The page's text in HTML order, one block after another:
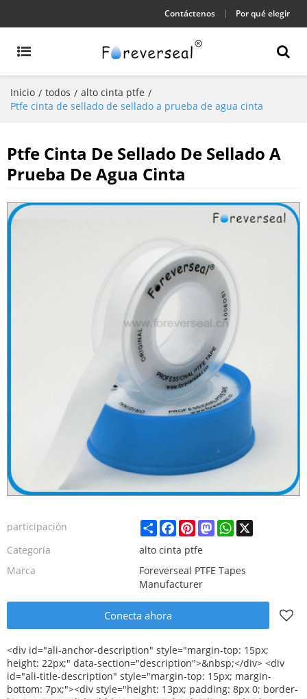
Contáctenos Por qué elegir
Inicio / todos / alto cinta ptfe /
Ptfe cinta de sellado de sellado a prueba de agua cinta
Ptfe Cinta De Sellado De Sellado A
Prueba De Agua Cinta
participación ShareFacebook
PinterestMastodonWhatsApp
X
Categoría
alto cinta ptfe
Marca
Foreverseal PTFE Tapes
Manufacturer
Conecta ahora
<div id="ali-anchor-description" style="margin-top: 15px; height: 22px;" data-section="description">&nbsp;</div> <div id="ali-title-description" style="margin-top: 15px; margin-bottom: 7px;"><div style="height: 13px; padding: 8px 0; border-bottom: 1px solid #ddd;"> <span style="background-color: #ddd; color: #333; font-weight: bold; padding: 8px 15px; line-height: 13px;"> Descripción del producto </span> </div></div> <p> <strong> <span style="font-size: large;"> Impermeable cinta de sellado </span> </strong> </p> <p> <span style="font-family: Verdana, Arial, Helvetica, sans-serif; font-size: 14px;"> Alta cinta de PTFE </span> </p> <p> <span style="font-size: 14px;"> <a> <span style="font-family: Arial;"> Alta densidad de hilos de PTFE cinta de sellado </span> </a> <span style="font-family: Arial;"> Para su uso en sistemas de alta presión </span> <span> , Para fines especiales. </span> </span> </p> <p>&nbsp;</p> <table class="aliDataTable" style="width: 426.1pt; font-family: Verdana, Arial, Helvetica, sans-serif;"><tbody> <tr align="left"> <td style="width: 167.7pt;" rowspan="5" valign="center"><p> <strong> <span style="font-family: Arial; font-size: 12pt;"> Pliego de condiciones: </span> </strong> </p></td> <td style="width: 258.4pt;" valign="top"><p> <span style="font-family: Arial; font-size: 12pt;"> Ancho: </span> <span style="font-family: Arial; font-size: 12pt;"> 12mm 19mm 25mm </span> </p></td> </tr> <tr align="left"><td style="width: 258.4pt;" valign="top"><p> <span style="font-family: Arial; font-size: 12pt;"> Espesor: </span> <span style="font-family: Arial; font-size: 12pt;"> 0.075mm 0.1mm 0.2mm </span> </p></td></tr> <tr align="left"><td style="width: 258.4pt;" valign="top"><p> <span style="font-family: Arial; font-size: 12pt;"> Longitud: </span> <span style="font-family: Arial; font-size: 12pt;"> 8 M-50 m </span> </p></td></tr> <tr align="left"><td style="width: 258.4pt;" valign="top"><p> <span style="font-family: Arial; font-size: 12pt;"> Densidad: </span> <span style="font-family: Arial; font-size: 12pt;"> 0.6g/cm3 -- 1.8g/cm3 </span> </p></td></tr> <tr align="left"><td style="width: 258.4pt;" valign="top"><p> <span style="font-family: Arial; font-size: 12pt;"> De acuerdo a las peticiones del cliente </span> </p></td></tr> <tr align="left"> <td style="width: 167.7pt;" valign="top"><p> <strong> <span style="font-family: Arial; font-size: 12pt;"> Color: </span> </strong> </p></td> <td style="width: 258.4pt;" valign="top"><p> <span style="font-size: 12pt;"> Blanco </span> </p></td> </tr> <tr align="left"> <td style="width: 167.7pt;" valign="top"><p> <strong> <span style="font-family: Arial; font-size: 12pt;"> Entrega: </span> </strong> </p></td> <td style="width: 258.4pt;" valign="top"><p> <span style="font-family: Arial; font-size: 12pt;"> 30 días después de recibir pago por adelantado del 30% </span> </p></td> </tr> <tr align="left"> <td style="width: 167.7pt;" rowspan="4" valign="center"><p> <strong> <span style="font-family: Arial; font-size: 12pt;"> Detalles del embalaje: </span> </strong> </p></td> <td style="width: 258.4pt;" valign="top"><p> <span style="font-family: Arial; font-size: 12pt;"> 1.10 unids/contracción o 10 unids/caja </span> </p></td> </tr> <tr align="left"><td style="width: 258.4pt;" valign="top"><p> <span style="font-family: Arial; font-size: 12pt;"> 2. innerbox: 48 unids/caja o 100 unids/caja o 250 unids/caja </span> </p></td></tr> <tr align="left"><td style="width: 258.4pt;" valign="top"><p> <span style="font-family: Arial; font-size: 12pt;"> 3. Outer cartón: 500 unids/ctn o 1000 unids/ctn </span> </p></td></tr> <tr align="left"><td style="width: 258.4pt;" valign="top"><p> <span style="font-family: Arial; font-size: 12pt;"> De acuerdo a las peticiones del cliente </span> </p></td></tr> <tr align="left"> <td style="width: 167.7pt;" valign="top"><p> <strong> <span style="font-family: Arial; font-size: 12pt;"> Puerto:: </span> </strong> </p></td> <td style="width: 258.4pt;" valign="top"><p> <span style="font-size: 12pt;"> Shanghai/ningbo </span> </p></td> </tr> </tbody></table> <p>&nbsp;</p> <p><img src="http://i03.i.aliimg.com/simg/single/icon/placeholder_100x100.png" data-src="http://g04.s.alicdn.com/kf/HT18RIDFJBdXXagOFbXe/200307087/HT18RIDFJBdXXagOFbXe.jpg" data-alt="Ptfe cinta de sellado de sellado a prueba de agua cinta" ori-width="600" ori-height="600" /> <noscript><img src="http://g04.s.alicdn.com/kf/HT18RIDFJBdXXagOFbXe/200307087/HT18RIDFJBdXXagOFbXe.jpg" alt="Ptfe cinta de sellado de sellado a prueba de agua cinta" ori-width="600" ori-height="600"></noscript> <img src="http://i03.i.aliimg.com/simg/single/icon/placeholder_100x100.png" data-src="http://g02.s.alicdn.com/kf/HT19R40FQFdXXagOFbXC/200307087/HT19R40FQFdXXagOFbXC.jpg" data-alt="Ptfe cinta de sellado de sellado a prueba de agua cinta" ori-width="600" ori-height="600" /> <noscript><img src="http://g02.s.alicdn.com/kf/HT19R40FQFdXXagOFbXC/200307087/HT19R40FQFdXXagOFbXC.jpg" alt="Ptfe cinta de sellado de sellado a prueba de agua cinta" ori-width="600" ori-height="600"></noscript> </p> <p>&nbsp;</p> <p><img src="http://i03.i.aliimg.com/simg/single/icon/placeholder_100x100.png" data-src="http://g04.s.alicdn.com/kf/HT1h8hzFFXgXXagOFbXi/200307087/HT1h8hzFFXgXXagOFbXi.jpg" data-alt="Ptfe cinta de sellado de sellado a prueba de agua cinta" ori-width="600" ori-height="600" /> <noscript><img src="http://g04.s.alicdn.com/kf/HT1h8hzFFXgXXagOFbXi/200307087/HT1h8hzFFXgXXagOFbXi.jpg" alt="Ptfe cinta de sellado de sellado a prueba de agua cinta" ori-width="600" ori-height="600"></noscript> </p> <div id="ali-anchor-packaging" style="margin-top: 15px; height: 22px;" data-section="packaging">&nbsp;</div> <div id="ali-title-packaging" style="margin-top: 15px; margin-bottom: 7px;"><div style="height: 13px; padding: 8px 0; border-bottom: 1px solid #ddd;"> <span style="background-color: #ddd; color: #333; font-weight: bold; padding: 8px 15px; line-height: 13px;"> Embalaje y envío </span> </div></div> <p><img src="http://i03.i.aliimg.com/simg/single/icon/placeholder_100x100.png" data-src="http://i01.i.aliimg.com/img/pb/194/273/806/806273194_555.jpg" data-alt="Ptfe cinta de sellado de sellado a prueba de agua cinta" width="600" height="600" ori-width="600" ori-height="600" /> <noscript><img src="http://i01.i.aliimg.com/img/pb/194/273/806/806273194_555.jpg" alt="Ptfe cinta de sellado de sellado a prueba de agua cinta" width="600" height="600" ori-width="600" ori-height="600"></noscript> &nbsp;&nbsp;</p> <div id="ali-anchor-companyInfo" style="margin-top: 15px; height: 22px;" data-section="companyInfo">&nbsp;</div> <div id="ali-title-companyInfo" style="margin-top: 15px; margin-bottom: 7px;"><div style="height: 13px; padding: 8px 0; border-bottom: 1px solid #ddd;"> <span style="background-color: #ddd; color: #333; font-weight: bold; padding: 8px 15px; line-height: 13px;"> Información de la empresa </span> </div></div> <p><img src="http://i03.i.aliimg.com/simg/single/icon/placeholder_100x100.png" data-src="http://i01.i.aliimg.com/img/pb/888/412/068/1068412888_245.jpg" data-alt="Ptfe cinta de sellado de sellado a prueba de agua cinta" ori-width="600" ori-height="600" /> <noscript><img src="http://i01.i.aliimg.com/img/pb/888/412/068/1068412888_245.jpg" alt="Ptfe cinta de sellado de sellado a prueba de agua cinta" ori-width="600" ori-height="600"></noscript> </p> <p>&nbsp;</p> <p><img src="http://i03.i.aliimg.com/simg/single/icon/placeholder_100x100.png" data-src="http://i01.i.aliimg.com/img/pb/603/797/066/1066797603_518.jpg" data-alt="Ptfe cinta de sellado de sellado a prueba de agua cinta" style="font-family: Verdana, Arial, Helvetica, sans-serif; font-size: 12px;" ori-width="600" ori-height="600" /> <noscript><img src="http://i01.i.aliimg.com/img/pb/603/797/066/1066797603_518.jpg" alt="Ptfe cinta de sellado de sellado a prueba de agua cinta" style="font-family: Verdana, Arial, Helvetica, sans-serif; font-size: 12px;" ori-width="600" ori-height="600"></noscript> </p> <p> <span> <strong> <span style="font-size: 16px;"> <span style="background-color: #b8b8b8;"> <span style="background-color: #ffffff;"> <span style="text-decoration: underline;"> Certificación </span> </span> </span> </span> </strong> </span> </p> <p><img src="http://i03.i.aliimg.com/simg/single/icon/placeholder_100x100.png" data-src="http://i00.i.aliimg.com/img/pb/567/436/972/972436567_933.jpg" width="600" height="200" ori-width="600" ori-height="200" /> <noscript><img src="http://i00.i.aliimg.com/img/pb/567/436/972/972436567_933.jpg" width="600" height="200" ori-width="600" ori-height="200"></noscript> </p> <div id="ali-anchor-faq" style="margin-top: 15px; height: 22px;" data-section="faq">&nbsp;</div> <div id="ali-title-faq" style="margin-top: 15px; margin-bottom: 7px;"><div style="height: 13px; padding: 8px 0; border-bottom: 1px solid #ddd;"> <span style="background-color: #ddd; color: #333; font-weight: bold; padding: 8px 15px; line-height: 13px;"> FAQ </span> </div></div> <table class="aliDataTable" style="width: 426.1pt;"><tbody> <tr align="left"><td style="width: 426.1pt;" valign="top"><p> <span style="font-size: 14px;"> Cliente: ¿ Qué <span style="font-family: 'Times New Roman';"> &#39; </span> S cantidad mínima de un pedido de sus productos? </span> </p></td></tr> <tr align="left"><td valign="top"><p> <span style="color: #3366ff; font-size: 14px;"> Foreverseal: 50000 unids </span> </p></td></tr> <tr align="left"><td valign="top">&nbsp;</td></tr> <tr align="left"><td valign="top"><p> <span style="font-size: 14px;"> Cliente: ¿ Usted acepta oem? </span> </p></td></tr> <tr align="left"><td valign="top"><p> <span style="color: #3366ff; font-size: 14px;"> Foreverseal: sí, podríamos imprimir su logotipo en el carrete </span